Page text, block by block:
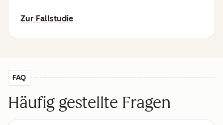
Zur Fallstudie
FAQ
Häufig gestellte Fragen